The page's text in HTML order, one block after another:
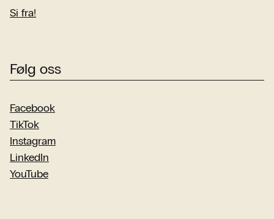
Si fra!
Følg oss
Facebook
TikTok
Instagram
LinkedIn
YouTube